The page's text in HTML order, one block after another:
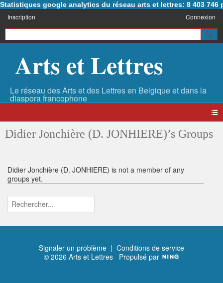
Statistiques google analytics du réseau arts et lettres: 8 403 746
Inscription Connexion
Arts et Lettres
Didier Jonchière (D. JONHIERE)’s Groups
Didier Jonchière (D. JONHIERE) is not a member of any
groups yet.
Signaler un problème | Conditions de service
© 2026 Arts et Lettres Propulsé par